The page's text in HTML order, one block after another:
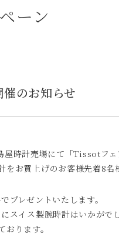
ーン
のお知らせ
時計売場にて「Tissotフェ
お買上げのお客様先着8名
プレゼントいたします。
スイス製腕時計はいかがで
ります。